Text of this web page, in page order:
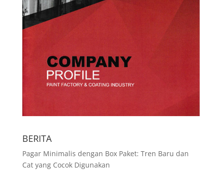
BERITA
Pagar Minimalis dengan Box Paket: Tren Baru dan
Cat yang Cocok Digunakan